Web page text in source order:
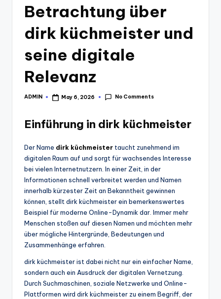
Betrachtung über
dirk küchmeister und
seine digitale
Relevanz
Posted
ADMIN May 6, 2026 No Comments
Einführung in dirk küchmeister
Der Name dirk küchmeister taucht zunehmend im
digitalen Raum auf und sorgt für wachsendes Interesse
bei vielen Internetnutzern. In einer Zeit, in der
Informationen schnell verbreitet werden und Namen
innerhalb kürzester Zeit an Bekanntheit gewinnen
können, stellt dirk küchmeister ein bemerkenswertes
Beispiel für moderne Online-Dynamik dar. Immer mehr
Menschen stoßen auf diesen Namen und möchten mehr
über mögliche Hintergründe, Bedeutungen und
Zusammenhänge erfahren.
dirk küchmeister ist dabei nicht nur ein einfacher Name,
sondern auch ein Ausdruck der digitalen Vernetzung.
Durch Suchmaschinen, soziale Netzwerke und Online-
Plattformen wird dirk küchmeister zu einem Begriff, der